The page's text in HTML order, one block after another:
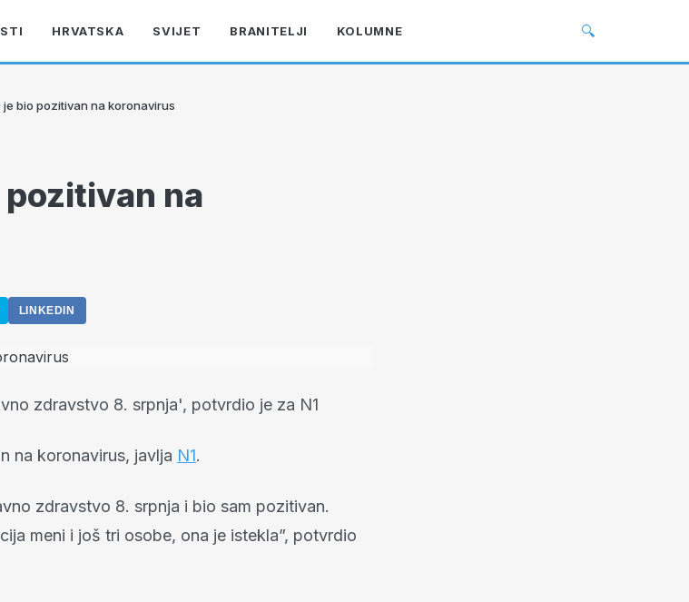
HRVATSKA SVIJET BRANITELJI KOLUMNE 🔍
je bio pozitivan na koronavirus
na
LINKEDIN
zdravstvo 8. srpnja', potvrdio je za N1
na koronavirus, javlja N1.
zdravstvo 8. srpnja i bio sam pozitivan.
meni i još tri osobe, ona je istekla”, potvrdio